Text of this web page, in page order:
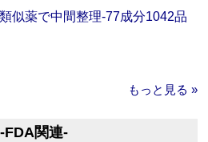
似薬で中間整理‐77成分1042品
もっと見る »
関連‐